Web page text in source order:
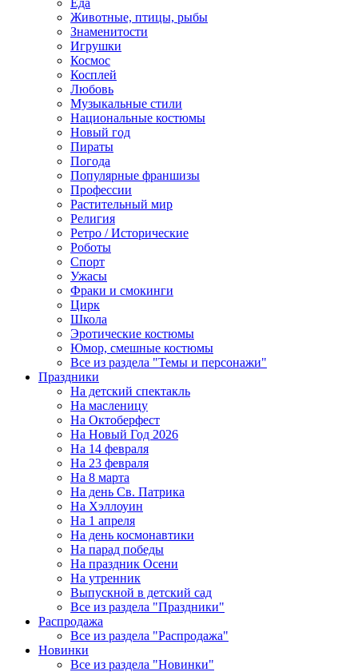
Еда
Животные, птицы, рыбы
Знаменитости
Игрушки
Космос
Косплей
Любовь
Музыкальные стили
Национальные костюмы
Новый год
Пираты
Погода
Популярные франшизы
Профессии
Растительный мир
Религия
Ретро / Исторические
Роботы
Спорт
Ужасы
Фраки и смокинги
Цирк
Школа
Эротические костюмы
Юмор, смешные костюмы
Все из раздела "Темы и персонажи"
Праздники
На детский спектакль
На масленицу
На Октоберфест
На Новый Год 2026
На 14 февраля
На 23 февраля
На 8 марта
На день Св. Патрика
На Хэллоуин
На 1 апреля
На день космонавтики
На парад победы
На праздник Осени
На утренник
Выпускной в детский сад
Все из раздела "Праздники"
Распродажа
Все из раздела "Распродажа"
Новинки
Все из раздела "Новинки"